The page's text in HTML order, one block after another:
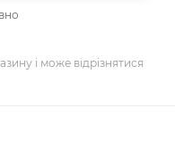
і може відрізнятися